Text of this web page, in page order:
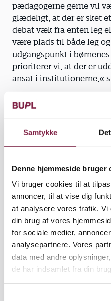
Samtykke
Denne hjemmeside bruger
Vi bruger cookies til at
annoncer, til at vise dig
at analysere vores trafik. Vi
din brug af vores
for sociale medier,
analysepartnere. Vores
data med andre
de har indsamlet fra din
pædagogerne gerne vil
glædeligt, at der er sket
debat væk fra enten leg
være plads til både leg
udgangspunkt i
prioriterer vi, at der er
ansat i institutionerne,«
Vi skal ikke lure bag en
der skal til, for at
»Vi vægter dagtilbud af
godt for børnenes læring
godt for mor og far, at
sted. Vi har jo valgt at
fremtidens dagtilbud,
tidligere regering. Den
pejlemærker den 21. maj,
fornuftige anbefalinger,
arbejde videre med. De
hvordan man kan styrke
hvordan man kan
inklusion,« siger